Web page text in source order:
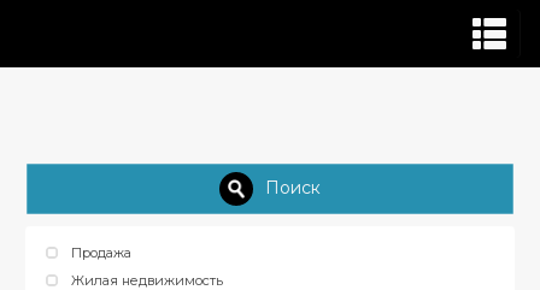
Поиск
Продажа
Жилая недвижимость